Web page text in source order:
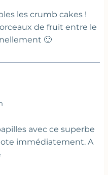
les crumb cakes !
de fruit entre le
🙂
avec ce superbe
immédiatement. A